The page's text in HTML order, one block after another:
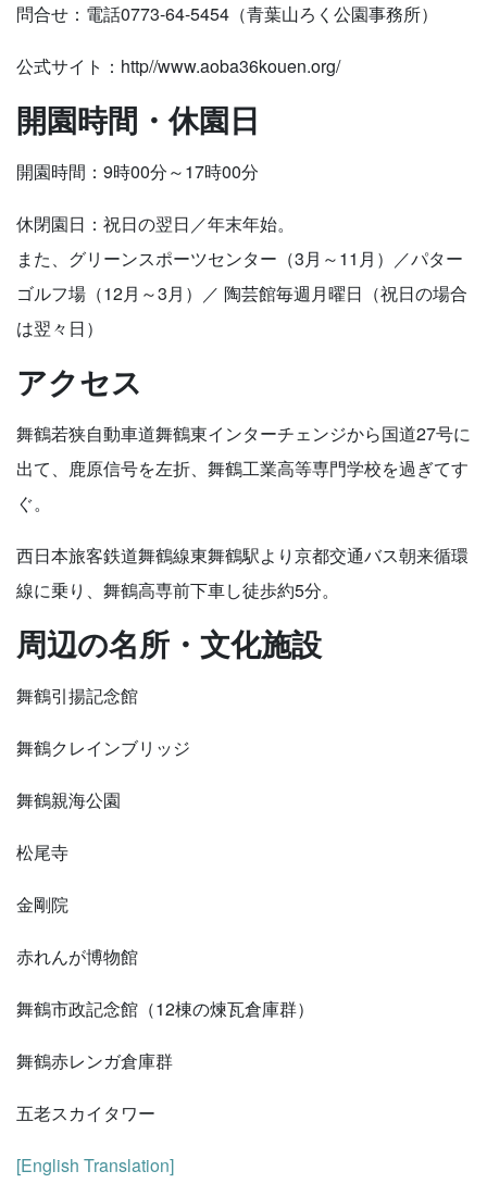
問合せ：電話0773-64-5454（青葉山ろく公園事務所）
公式サイト：http//www.aoba36kouen.org/
開園時間・休園日
開園時間：9時00分～17時00分
休閉園日：祝日の翌日／年末年始。
また、グリーンスポーツセンター（3月～11月）／パター
ゴルフ場（12月～3月）／ 陶芸館毎週月曜日（祝日の場合
は翌々日）
アクセス
舞鶴若狭自動車道舞鶴東インターチェンジから国道27号に
出て、鹿原信号を左折、舞鶴工業高等専門学校を過ぎてす
ぐ。
西日本旅客鉄道舞鶴線東舞鶴駅より京都交通バス朝来循環
線に乗り、舞鶴高専前下車し徒歩約5分。
周辺の名所・文化施設
舞鶴引揚記念館
舞鶴クレインブリッジ
舞鶴親海公園
松尾寺
金剛院
赤れんが博物館
舞鶴市政記念館（12棟の煉瓦倉庫群）
舞鶴赤レンガ倉庫群
五老スカイタワー
[English Translation]